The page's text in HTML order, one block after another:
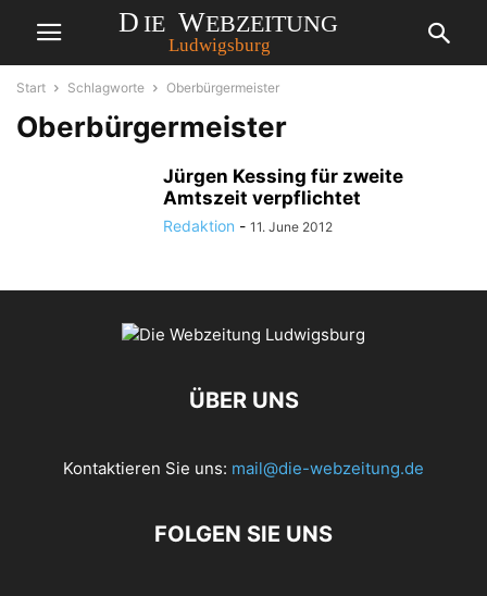
Start Schlagworte Oberbürgermeister
Oberbürgermeister
Jürgen Kessing für zweite
Amtszeit verpflichtet
Redaktion - 11. June 2012
ÜBER UNS
Kontaktieren Sie uns: mail@die-webzeitung.de
FOLGEN SIE UNS